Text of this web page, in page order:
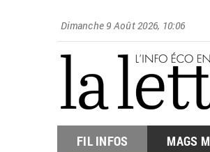
Dimanche 9 Août 2026, 10:06
FIL INFOS MAGS M